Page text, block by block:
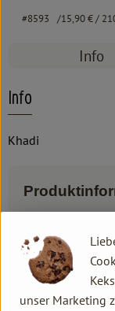
#8593 15,90 €/
Info
Info
Khadi
unser Marketing